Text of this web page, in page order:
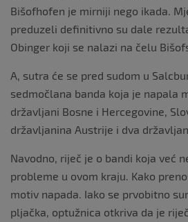
Bišofhofen je mirniji nego ikada.
preduzeli definitivno su dale
Obinger koji se nalazi na čelu
A, sutra će se pred sudom u
sedmočlana banda koja je napala
državljani Bosne i Hercegovine,
državljanina Austrije i dva
Navodno, riječ je o bandi koja već
probleme u ovom kraju. Kako
motiv napada. Iako se prvobitno
pljačka, optužnica otkriva da je